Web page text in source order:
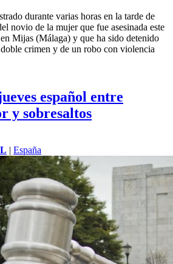
durante varias horas en la tarde de
novio de la mujer que fue asesinada este
Mijas (Málaga) y que ha sido detenido
crimen y de un robo con violencia
español entre
y sobresaltos
| España